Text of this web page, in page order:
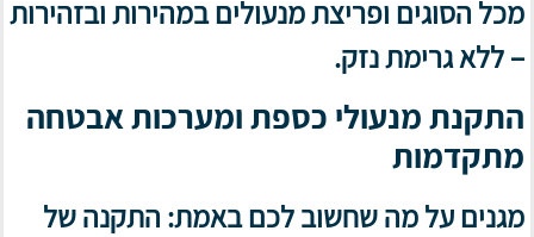
מכל הסוגים ופריצת מנעולים במהירות ובזהירות
– ללא גרימת נזק.
התקנת מנעולי כספת ומערכות אבטחה
מתקדמות
מגנים על מה שחשוב לכם באמת: התקנה של